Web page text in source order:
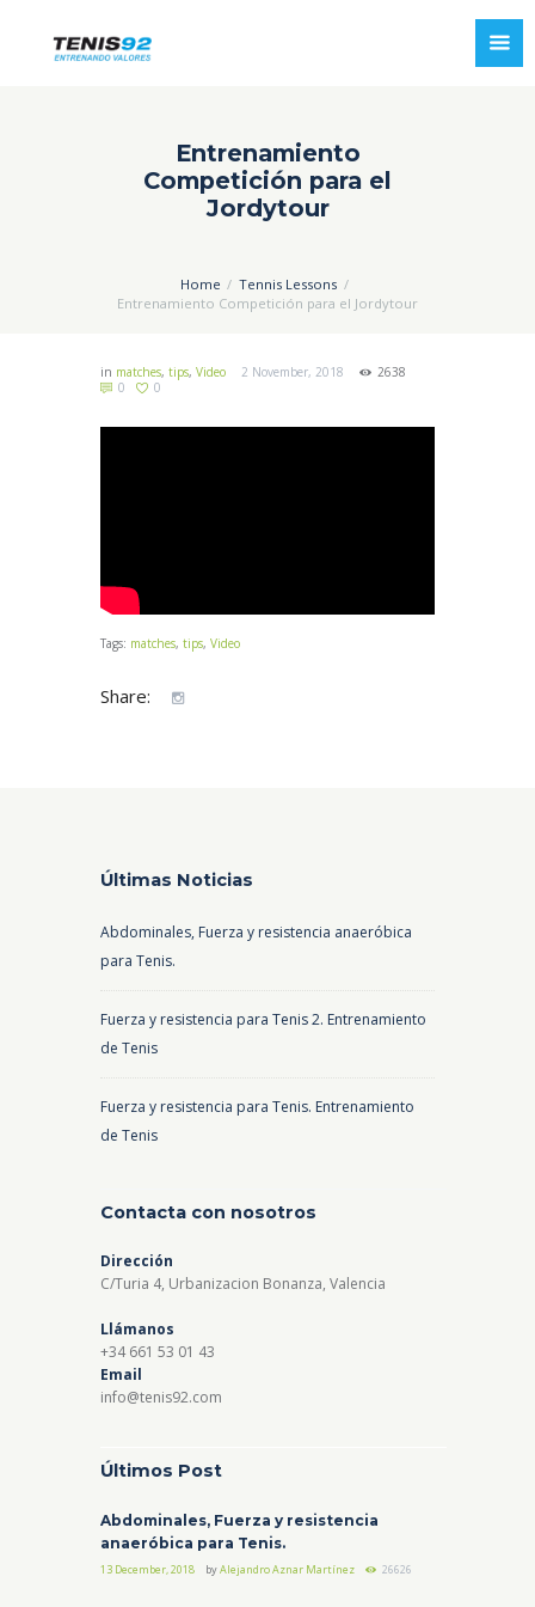
Entrenamiento
Competición para el
Jordytour
Home
Tennis Lessons
Entrenamiento Competición para el Jordytour
in matches, tips, Video 2 November, 2018
2638
0
0
Tags: matches, tips, Video
Share:
Últimas Noticias
Abdominales, Fuerza y resistencia anaeróbica
para Tenis.
Fuerza y resistencia para Tenis 2. Entrenamiento
de Tenis
Fuerza y resistencia para Tenis. Entrenamiento
de Tenis
Contacta con nosotros
Dirección
C/Turia 4, Urbanizacion Bonanza, Valencia
Llámanos
+34 661 53 01 43
Email
info@tenis92.com
Últimos Post
Abdominales, Fuerza y resistencia
anaeróbica para Tenis.
13 December, 2018 byAlejandro Aznar Martínez 26626